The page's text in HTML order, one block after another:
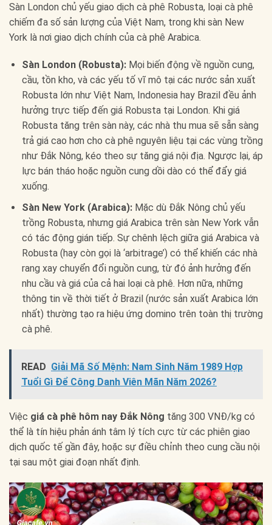
Sàn London chủ yếu giao dịch cà phê Robusta, loại cà phê
chiếm đa số sản lượng của Việt Nam, trong khi sàn New
York là nơi giao dịch chính của cà phê Arabica.
Sàn London (Robusta):Mọi biến động về nguồn cung,
cầu, tồn kho, và các yếu tố vĩ mô tại các nước sản xuất
Robusta lớn như Việt Nam, Indonesia hay Brazil đều ảnh
hưởng trực tiếp đến giá Robusta tại London. Khi giá
Robusta tăng trên sàn này, các nhà thu mua sẽ sẵn sàng
trả giá cao hơn cho cà phê nguyên liệu tại các vùng trồng
như Đắk Nông, kéo theo sự tăng giá nội địa. Ngược lại, áp
lực bán tháo hoặc nguồn cung dồi dào có thể đẩy giá
xuống.
Sàn New York (Arabica):Mặc dù Đắk Nông chủ yếu
trồng Robusta, nhưng giá Arabica trên sàn New York vẫn
có tác động gián tiếp. Sự chênh lệch giữa giá Arabica và
Robusta (hay còn gọi là ‘arbitrage’) có thể khiến các nhà
rang xay chuyển đổi nguồn cung, từ đó ảnh hưởng đến
nhu cầu và giá của cả hai loại cà phê. Hơn nữa, những
thông tin về thời tiết ở Brazil (nước sản xuất Arabica lớn
nhất) thường tạo ra hiệu ứng domino trên toàn thị trường
cà phê.
READ Giải Mã Số Mệnh: Nam Sinh Năm 1989 Hợp
Tuổi Gì Để Công Danh Viên Mãn Năm 2026?
Việc giá cà phê hôm nay Đắk Nông tăng 300 VNĐ/kg có
thể là tín hiệu phản ánh tâm lý tích cực từ các phiên giao
dịch quốc tế gần đây, hoặc sự điều chỉnh theo cung cầu nội
tại sau một giai đoạn nhất định.